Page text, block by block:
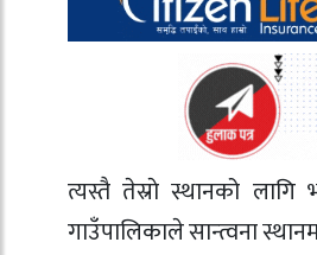
त्यस्तै तेस्राे स्थानको
गाउँपालिकाले सान्त्वना